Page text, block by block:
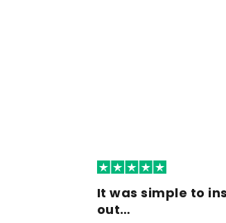
It was simple to
out…